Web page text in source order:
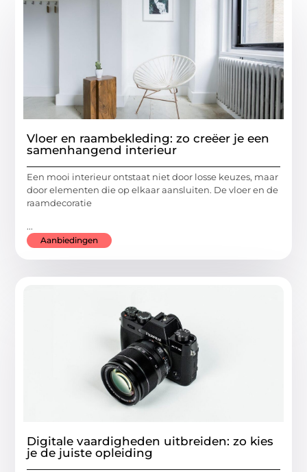
Vloer en raambekleding: zo creëer je een
samenhangend interieur
Een mooi interieur ontstaat niet door losse keuzes, maar
door elementen die op elkaar aansluiten. De vloer en de
raamdecoratie
...
Aanbiedingen
Digitale vaardigheden uitbreiden: zo kies
je de juiste opleiding